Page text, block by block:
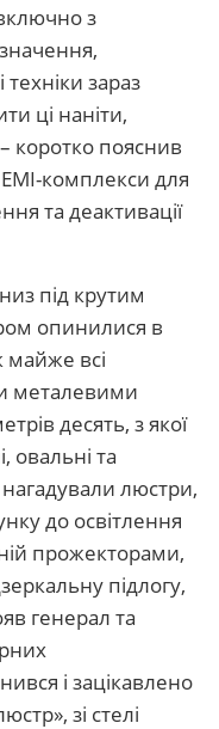
з
зараз
ці наніти,
коротко пояснив
комплекси для
та деактивації
під крутим
опинилися в
майже всі
металевими
десять, з якої
овальні та
люстри,
до освітлення
прожекторами,
підлогу,
генерал та
і зацікавлено
зі стелі